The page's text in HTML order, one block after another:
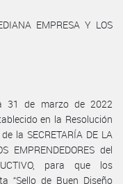
EMPRESA Y LOS
31 de marzo de 2022
en la Resolución
la SECRETARÍA DE LA
EMPRENDEDORES del
para que los
“Sello de Buen Diseño